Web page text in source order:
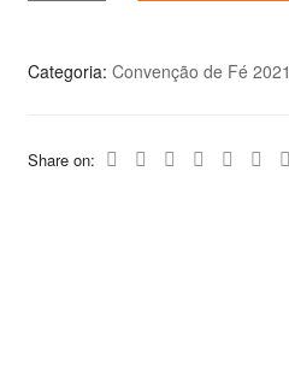
Categoria: Convenção de Fé 2021
Share on: